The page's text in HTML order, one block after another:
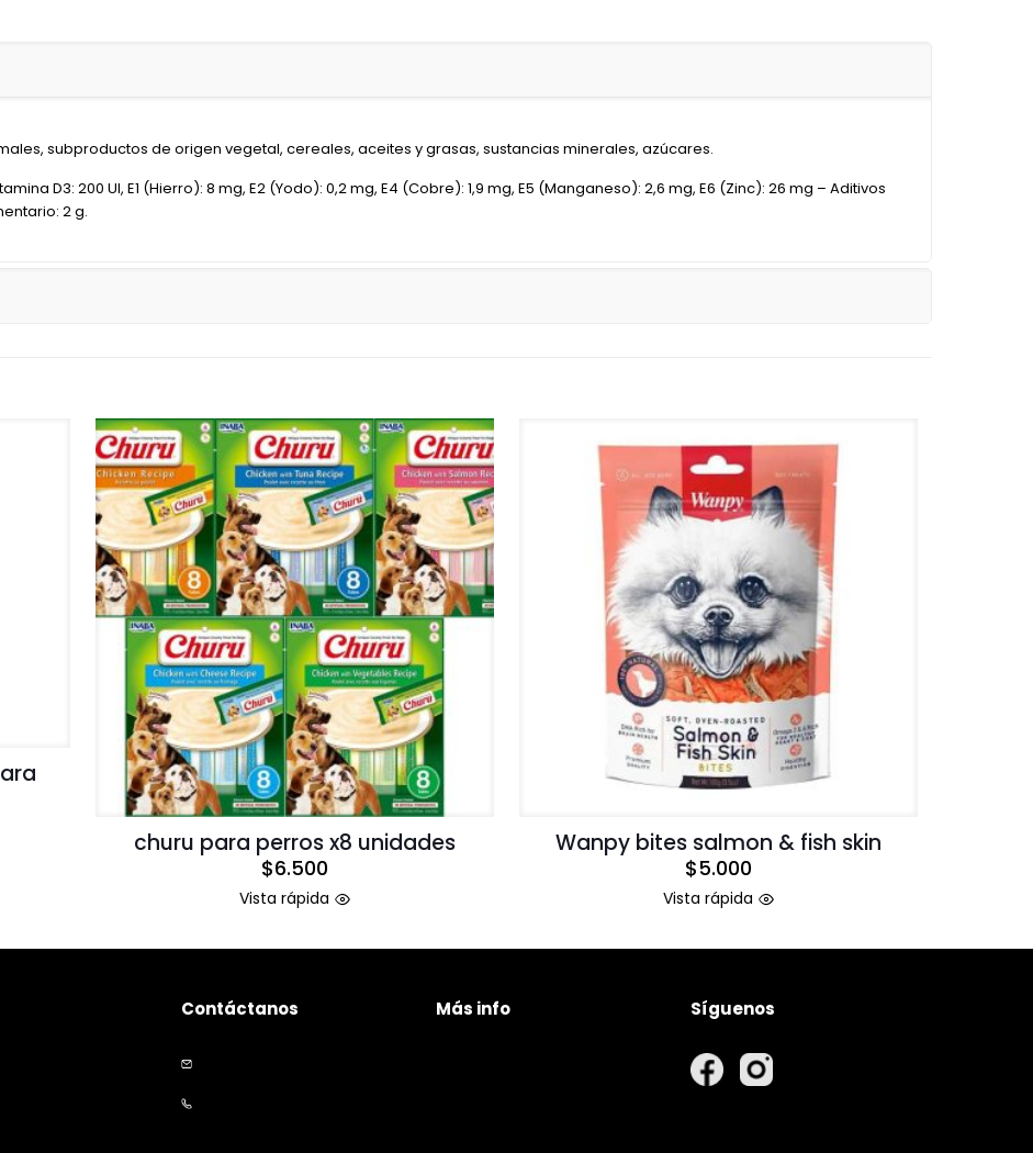
subproductos de origen vegetal, cereales, aceites y grasas, sustancias minerales, azúcares.
D3: 200 UI, E1 (Hierro): 8 mg, E2 (Yodo): 0,2 mg, E4 (Cobre): 1,9 mg, E5 (Manganeso): 2,6 mg, E6 (Zinc): 26 mg – Aditivos
2 g.
churu para perros x8 unidades
$6.500
Vista rápida
Wanpy bites salmon & fish skin
$5.000
Vista rápida
Contáctanos Más info Síguenos